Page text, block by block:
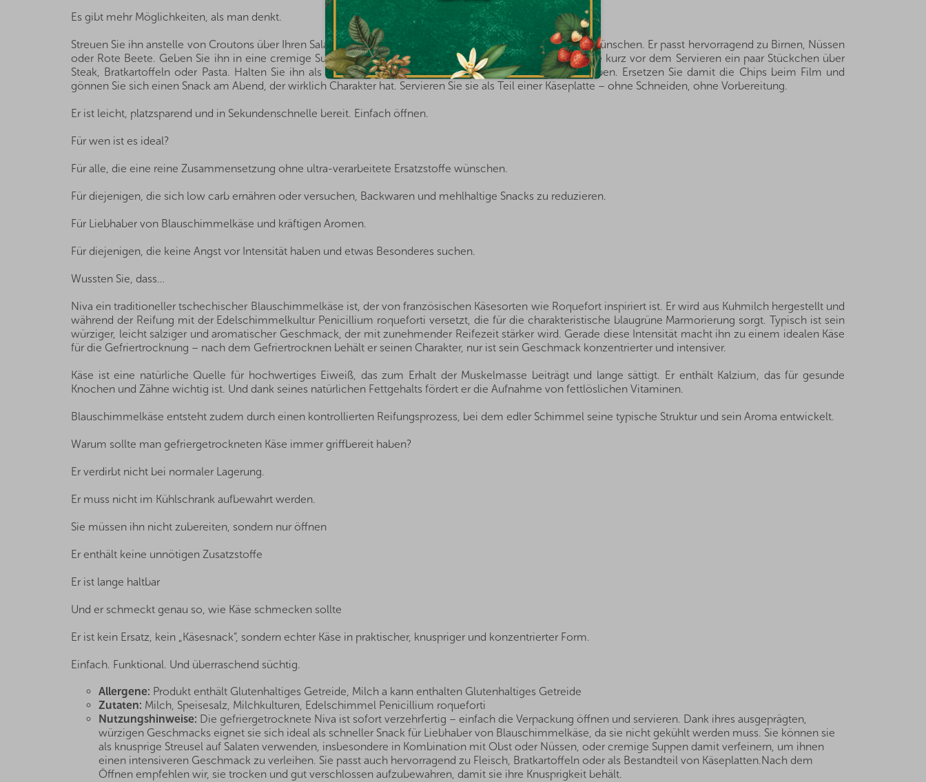
Es gibt mehr Möglichkeiten, als man denkt.
Streuen Sie ihn anstelle von Croutons über Ihren Salat, wenn Sie einen ausgeprägten Geschmackskontrast wünschen. Er passt hervorragend zu Birnen, Nüssen
oder Rote Beete. Geben Sie ihn in eine cremige Suppe, um ihr eine pikante Note zu verleihen. Streuen Sie kurz vor dem Servieren ein paar Stückchen über
Steak, Bratkartoffeln oder Pasta. Halten Sie ihn als Snack bereit, wenn Sie Lust auf etwas Intensiveres haben. Ersetzen Sie damit die Chips beim Film und
gönnen Sie sich einen Snack am Abend, der wirklich Charakter hat. Servieren Sie sie als Teil einer Käseplatte – ohne Schneiden, ohne Vorbereitung.
Er ist leicht, platzsparend und in Sekundenschnelle bereit. Einfach öffnen.
Für wen ist es ideal?
Für alle, die eine reine Zusammensetzung ohne ultra-verarbeitete Ersatzstoffe wünschen.
Für diejenigen, die sich low carb ernähren oder versuchen, Backwaren und mehlhaltige Snacks zu reduzieren.
Für Liebhaber von Blauschimmelkäse und kräftigen Aromen.
Für diejenigen, die keine Angst vor Intensität haben und etwas Besonderes suchen.
Wussten Sie, dass…
Niva ein traditioneller tschechischer Blauschimmelkäse ist, der von französischen Käsesorten wie Roquefort inspiriert ist. Er wird aus Kuhmilch hergestellt und
während der Reifung mit der Edelschimmelkultur Penicillium roqueforti versetzt, die für die charakteristische blaugrüne Marmorierung sorgt. Typisch ist sein
würziger, leicht salziger und aromatischer Geschmack, der mit zunehmender Reifezeit stärker wird. Gerade diese Intensität macht ihn zu einem idealen Käse
für die Gefriertrocknung – nach dem Gefriertrocknen behält er seinen Charakter, nur ist sein Geschmack konzentrierter und intensiver.
Käse ist eine natürliche Quelle für hochwertiges Eiweiß, das zum Erhalt der Muskelmasse beiträgt und lange sättigt. Er enthält Kalzium, das für gesunde
Knochen und Zähne wichtig ist. Und dank seines natürlichen Fettgehalts fördert er die Aufnahme von fettlöslichen Vitaminen.
Blauschimmelkäse entsteht zudem durch einen kontrollierten Reifungsprozess, bei dem edler Schimmel seine typische Struktur und sein Aroma entwickelt.
Warum sollte man gefriergetrockneten Käse immer griffbereit haben?
Er verdirbt nicht bei normaler Lagerung.
Er muss nicht im Kühlschrank aufbewahrt werden.
Sie müssen ihn nicht zubereiten, sondern nur öffnen
Er enthält keine unnötigen Zusatzstoffe
Er ist lange haltbar
Und er schmeckt genau so, wie Käse schmecken sollte
Er ist kein Ersatz, kein „Käsesnack”, sondern echter Käse in praktischer, knuspriger und konzentrierter Form.
Einfach. Funktional. Und überraschend süchtig.
Allergene: Produkt enthält Glutenhaltiges Getreide, Milch a kann enthalten Glutenhaltiges Getreide
Zutaten: Milch, Speisesalz, Milchkulturen, Edelschimmel Penicillium roqueforti
Nutzungshinweise: Die gefriergetrocknete Niva ist sofort verzehrfertig – einfach die Verpackung öffnen und servieren. Dank ihres ausgeprägten,
würzigen Geschmacks eignet sie sich ideal als schneller Snack für Liebhaber von Blauschimmelkäse, da sie nicht gekühlt werden muss. Sie können sie
als knusprige Streusel auf Salaten verwenden, insbesondere in Kombination mit Obst oder Nüssen, oder cremige Suppen damit verfeinern, um ihnen
einen intensiveren Geschmack zu verleihen. Sie passt auch hervorragend zu Fleisch, Bratkartoffeln oder als Bestandteil von Käseplatten.Nach dem
Öffnen empfehlen wir, sie trocken und gut verschlossen aufzubewahren, damit sie ihre Knusprigkeit behält.